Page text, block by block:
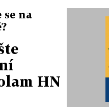
na
HN